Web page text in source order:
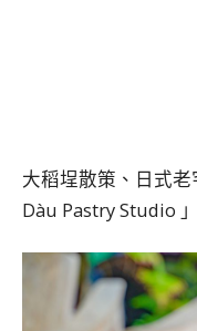
大稻埕散策、日式
Dàu Pastry Studio 」